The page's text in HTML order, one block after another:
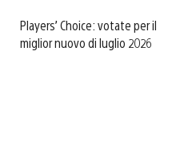
Players’ Choice: votate per il
miglior nuovo di luglio 2026